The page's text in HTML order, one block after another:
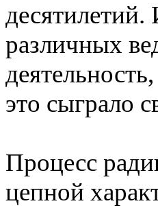
десятилетий.
различных
это сыграло
Процесс
цепной